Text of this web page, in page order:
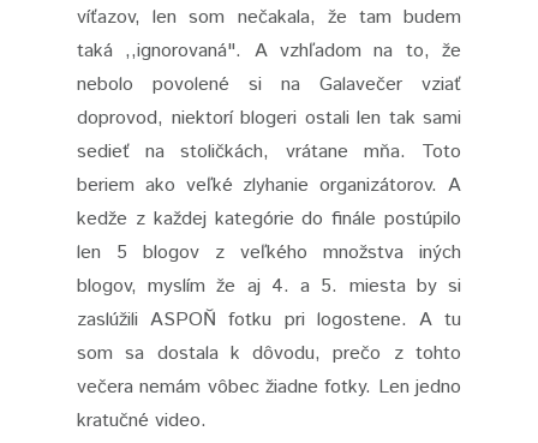
víťazov, len som nečakala, že tam budem
taká ,,ignorovaná". A vzhľadom na to, že
nebolo povolené si na Galavečer vziať
doprovod, niektorí blogeri ostali len tak sami
sedieť na stoličkách, vrátane mňa. Toto
beriem ako veľké zlyhanie organizátorov. A
kedže z každej kategórie do finále postúpilo
len 5 blogov z veľkého množstva iných
blogov, myslím že aj 4. a 5. miesta by si
zaslúžili ASPOŇ fotku pri logostene. A tu
som sa dostala k dôvodu, prečo z tohto
večera nemám vôbec žiadne fotky. Len jedno
kratučné video.